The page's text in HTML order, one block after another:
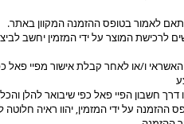
לאמור בטופס ההזמנה המקוון באתר.
לרכישת המוצר על ידי המזמין יחשב
ו/או לאחר קבלת אישור מפיי פאל
דרך חשבון הפיי פאל כפי שיבואר להלן
ההזמנה על ידי המזמין, יהוו ראיה חלוטה